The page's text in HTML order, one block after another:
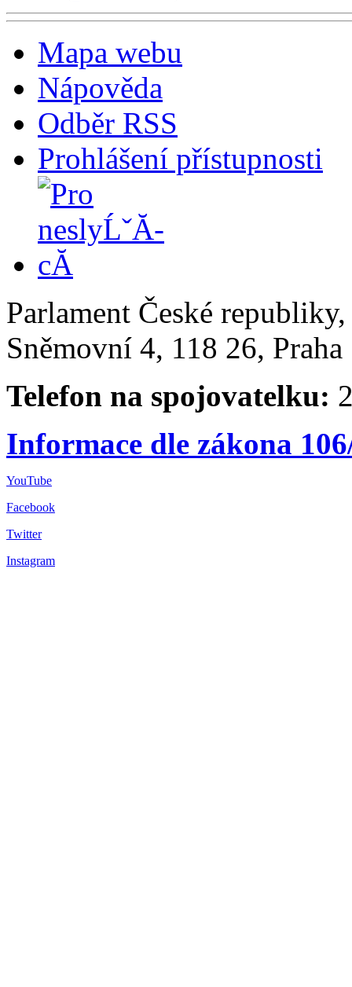
Mapa webu
Nápověda
Odběr RSS
Prohlášení přístupnosti
Parlament České
Sněmovní 4, 118 26,
Telefon na spojovatelku:
Informace dle zákona
YouTube
Facebook
Twitter
Instagram